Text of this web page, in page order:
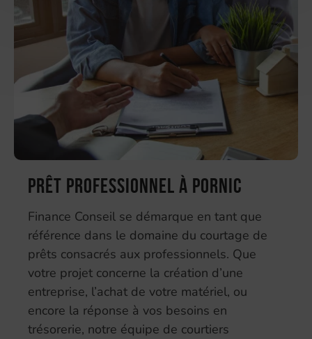
Prêt professionnel à Pornic
Finance Conseil se démarque en tant que
référence dans le domaine du courtage de
prêts consacrés aux professionnels. Que
votre projet concerne la création d’une
entreprise, l’achat de votre matériel, ou
encore la réponse à vos besoins en
trésorerie, notre équipe de courtiers